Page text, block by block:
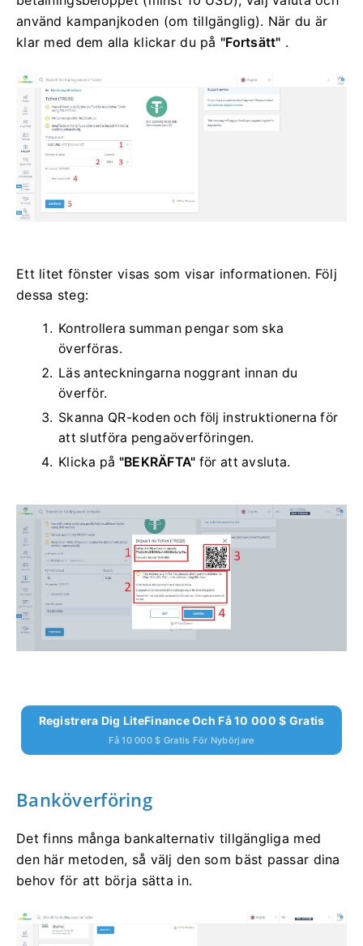
använd kampanjkoden (om tillgänglig). När du är
klar med dem alla klickar du på "Fortsätt" .
Ett litet fönster visas som visar informationen. Följ
dessa steg:
Kontrollera summan pengar som ska
överföras.
Läs anteckningarna noggrant innan du
överför.
Skanna QR-koden och följ instruktionerna för
att slutföra pengaöverföringen.
Klicka på "BEKRÄFTA" för att avsluta.
Registrera Dig LiteFinance Och Få 10 000 $ Gratis
Få 10 000 $ Gratis För Nybörjare
Banköverföring
Det finns många bankalternativ tillgängliga med
den här metoden, så välj den som bäst passar dina
behov för att börja sätta in.